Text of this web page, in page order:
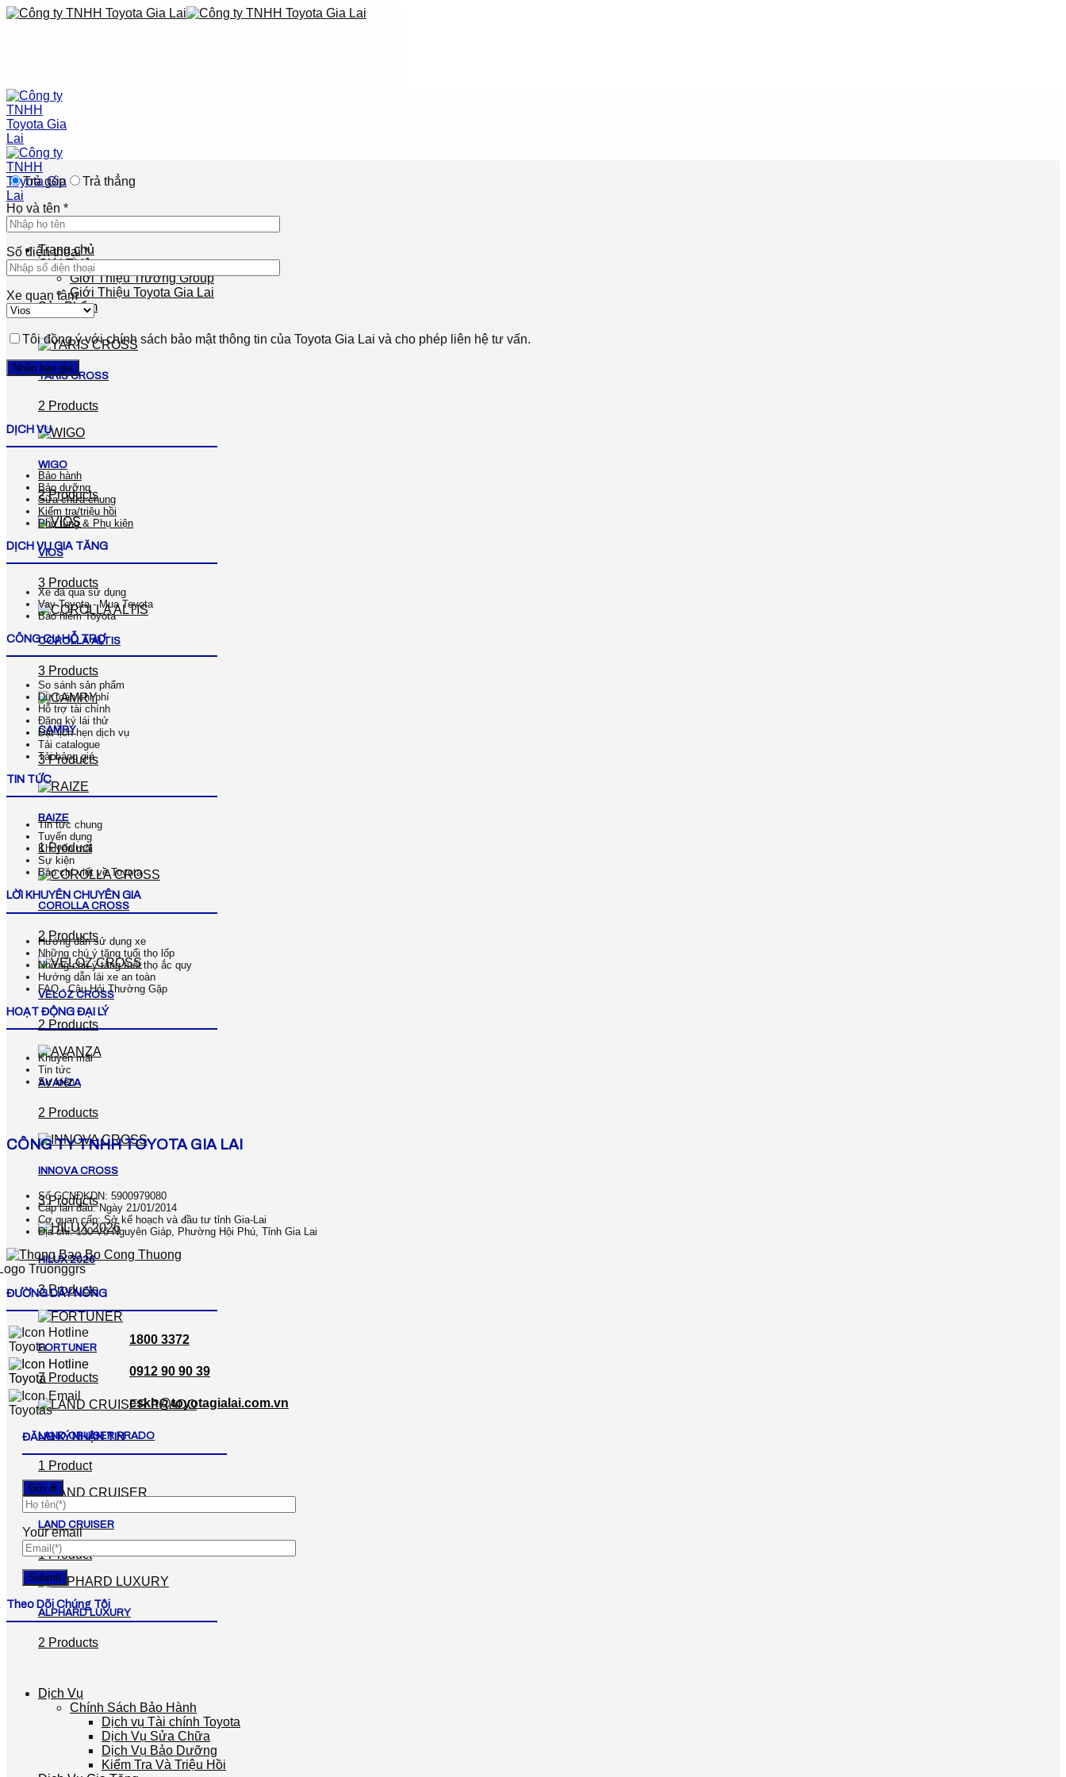
Skip
Trang chủ
Giới Thiệu
Giới Thiệu Trương Group
Giới Thiệu Toyota Gia Lai
Sản Phẩm
YARIS CROSS
2 Products
WIGO
2 Products
VIOS
3 Products
COROLLA ALTIS
3 Products
CAMRY
3 Products
RAIZE
1 Product
COROLLA CROSS
2 Products
VELOZ CROSS
2 Products
AVANZA
2 Products
INNOVA CROSS
3 Products
HILUX 2026
3 Products
FORTUNER
7 Products
LAND CRUISER PRADO
1 Product
LAND CRUISER
1 Product
ALPHARD LUXURY
2 Products
Dịch Vụ
Chính Sách Bảo Hành
Dịch vụ Tài chính Toyota
Dịch Vụ Sửa Chữa
Dịch Vụ Bảo Dưỡng
Kiểm Tra Và Triệu Hồi
Trả góp
Trả thẳng
Họ và tên *
Số điện thoại *
Xe quan tâm
Tôi đồng ý với chính sách bảo mật thông tin của Toyota Gia Lai và cho phép liên hệ tư vấn.
DỊCH VỤ
Bảo hành
Bảo dưỡng
Sữa chữa chung
Kiểm tra/triệu hồi
Phụ tùng & Phụ kiện
DỊCH VỤ GIA TĂNG
Xe đã qua sử dụng
Vay Toyota - Mua Toyota
Bảo hiểm Toyota
CÔNG CỤ HỖ TRỢ
So sánh sản phẩm
Dự toán chi phí
Hỗ trợ tài chính
Đăng ký lái thử
Đặt lịch hẹn dịch vụ
Tải catalogue
Tải bảng giá
TIN TỨC
Tin tức chung
Tuyển dụng
Khuyến mãi
Sự kiện
Báo chí viết về Toyota
LỜI KHUYÊN CHUYÊN GIA
Hướng dẫn sử dụng xe
Những chú ý tăng tuổi thọ lốp
Những chú ý tăng tuổi thọ ắc quy
Hướng dẫn lái xe an toàn
FAQ - Câu Hỏi Thường Gặp
HOẠT ĐỘNG ĐẠI LÝ
Khuyến mãi
Tin tức
Sự kiện
CÔNG TY TNHH TOYOTA GIA LAI
Số GCNĐKDN: 5900979080
Cấp lần đầu: Ngày 21/01/2014
Cơ quan cấp: Sở kế hoạch và đầu tư tỉnh Gia-Lai
Địa chỉ: 130 Võ Nguyên Giáp, Phường Hội Phú, Tỉnh Gia Lai
ĐƯỜNG DÂY NÓNG
1800 3372
0912 90 90 39
cskh@toyotagialai.com.vn
ĐĂNG KÝ NHẬN TIN
Your email
Theo Dõi Chúng Tôi